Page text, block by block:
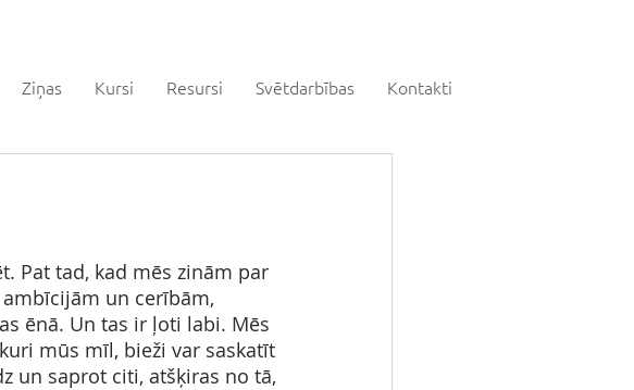
Ziņas Kursi Resursi Svētdarbības Kontakti
Pat tad, kad mēs zinām par
un cerībām,
ēnā. Un tas ir ļoti labi. Mēs
mūs mīl, bieži var saskatīt
un saprot citi, atšķiras no tā,